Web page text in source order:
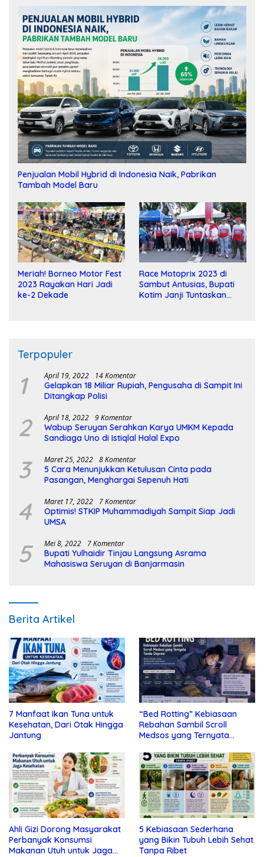
Penjualan Mobil Hybrid di Indonesia Naik, Pabrikan
Tambah Model Baru
Meriah! Borneo Motor Fest
2023 Rayakan Hari Jadi
ke-2 Dekade
Race Motoprix 2023 di
Sambut Antusias, Bupati
Kotim Janji Tuntaskan
Terpopuler
1 April 19, 2022 14 Komentar
Gelapkan 18 Miliar Rupiah, Pengusaha di Sampit Ini
Ditangkap Polisi
2 April 18, 2022 9 Komentar
Wabup Seruyan Serahkan Karya UMKM Kepada
Sandiaga Uno di Istiqlal Halal Expo
3 Maret 25, 2022 8 Komentar
5 Cara Menunjukkan Ketulusan Cinta pada
Pasangan, Menghargai Sepenuh Hati
4 Maret 17, 2022 7 Komentar
Optimis! STKIP Muhammadiyah Sampit Siap Jadi
UMSA
5 Mei 8, 2022 7 Komentar
Bupati Yulhaidir Tinjau Langsung Asrama
Mahasiswa Seruyan di Banjarmasin
Berita Artikel
7 Manfaat Ikan Tuna untuk
Kesehatan, Dari Otak Hingga
Jantung
“Bed Rotting” Kebiasaan
Rebahan Sambil Scroll
Medsos yang Ternyata
Ahli Gizi Dorong Masyarakat
Perbanyak Konsumsi
Makanan Utuh untuk Jaga
5 Kebiasaan Sederhana
yang Bikin Tubuh Lebih Sehat
Tanpa Ribet